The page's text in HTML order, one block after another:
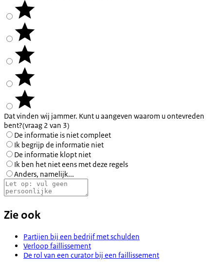
Dat vinden wij jammer. Kunt u aangeven waarom u ontevreden
bent?(vraag 2 van 3)
De informatie is niet compleet
Ik begrijp de informatie niet
De informatie klopt niet
Ik ben het niet eens met deze regels
Anders, namelijk...
Zie ook
Partijen bij een bedrijf met schulden
Verloop faillissement
De rol van een curator bij een faillissement